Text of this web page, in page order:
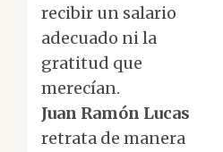
recibir un salario
adecuado ni la
gratitud que
merecían.
Juan Ramón Lucas
retrata de manera